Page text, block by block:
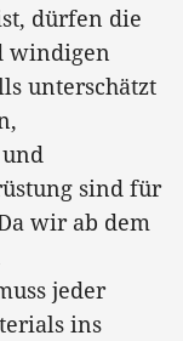
dürfen die
windigen
unterschätzt
sind für
wir ab dem
jeder
ins